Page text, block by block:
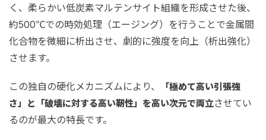
く、柔らかい低炭素マルテンサイト組織を形成させた後、
約500℃での時効処理（エージング）を行うことで金属間
化合物を微細に析出させ、劇的に強度を向上（析出強化）
させます。
この独自の硬化メカニズムにより、
「極めて高い引張強
さ」と「破壊に対する高い靭性」を高い次元で両立させてい
るのが最大の特長です。